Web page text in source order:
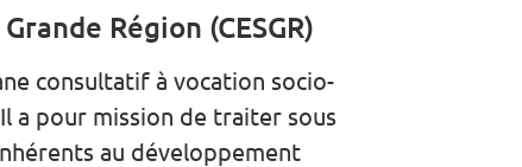
Région (CESGR)
consultatif à vocation socio-
a pour mission de traiter sous
au développement